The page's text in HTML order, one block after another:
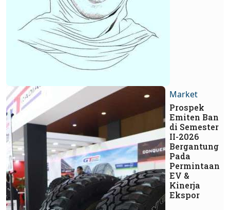
Market
Prospek
Emiten Ban
di Semester
II-2026
Bergantung
Pada
Permintaan
EV &
Kinerja
Ekspor